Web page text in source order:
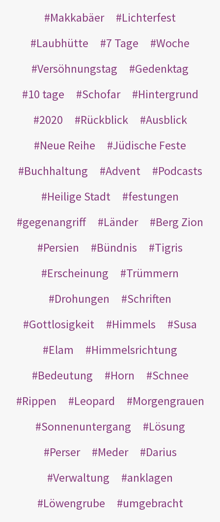
Makkabäer
Lichterfest
Laubhütte
7 Tage
Woche
Versöhnungstag
Gedenktag
10 tage
Schofar
Hintergrund
2020
Rückblick
Ausblick
Neue Reihe
Jüdische Feste
Buchhaltung
Advent
Podcasts
Heilige Stadt
festungen
gegenangriff
Länder
Berg Zion
Persien
Bündnis
Tigris
Erscheinung
Trümmern
Drohungen
Schriften
Gottlosigkeit
Himmels
Susa
Elam
Himmelsrichtung
Bedeutung
Horn
Schnee
Rippen
Leopard
Morgengrauen
Sonnenuntergang
Lösung
Perser
Meder
Darius
Verwaltung
anklagen
Löwengrube
umgebracht